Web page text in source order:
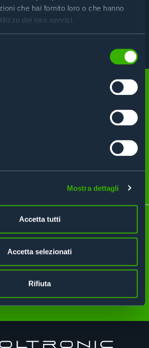
che hai fornito loro o che hanno
dei loro servizi.
Mostra dettagli
Accetta tutti
Accetta selezionati
Rifiuta
quello di cui hai
Parla con noi
cercare per settore?
per settore